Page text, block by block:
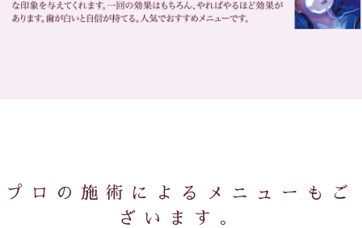
プロの施術によるメニューもご
ざいます。